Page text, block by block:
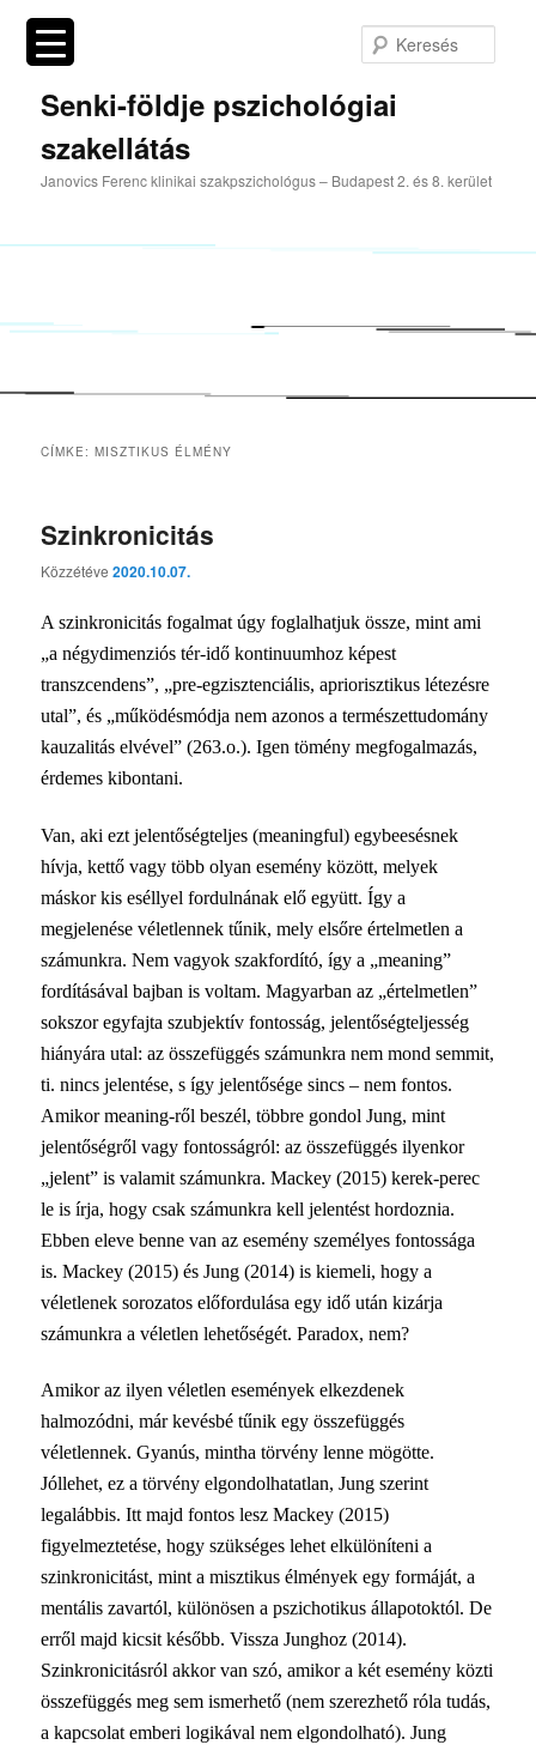
Tovább
elsődleges
Tovább
másodlagos
Senki-földje pszichológiai
szakellátás
Janovics Ferenc klinikai szakpszichológus – Budapest 2. és 8. kerület
CÍMKE:MISZTIKUS ÉLMÉNY
Szinkronicitás
Közzétéve2020.10.07.
Aszinkronicitás fogalmat úgy foglalhatjuk össze, mint ami
„a négydimenziós tér-idő kontinuumhoz képest
transzcendens”, „pre-egzisztenciális, apriorisztikus létezésre
utal”, és „működésmódja nem azonos a természettudomány
kauzalitás elvével” (263.o.). Igen tömény megfogalmazás,
érdemes kibontani.
Van, aki ezt jelentőségteljes (meaningful) egybeesésnek
hívja, kettő vagy több olyan esemény között, melyek
máskor kis eséllyel fordulnának elő együtt. Így a
megjelenése véletlennek tűnik, mely elsőre értelmetlen a
számunkra. Nem vagyok szakfordító, így a „meaning”
fordításával bajban is voltam. Magyarban az „értelmetlen”
sokszor egyfajta szubjektív fontosság, jelentőségteljesség
hiányára utal: az összefüggés számunkra nem mond semmit,
ti. nincs jelentése, s így jelentősége sincs – nem fontos.
Amikor meaning-ről beszél, többre gondol Jung, mint
jelentőségről vagy fontosságról: az összefüggés ilyenkor
„jelent” is valamit számunkra. Mackey (2015) kerek-perec
le is írja, hogy csak számunkra kell jelentést hordoznia.
Ebben eleve benne van az esemény személyes fontossága
is. Mackey (2015) és Jung (2014) is kiemeli, hogy a
véletlenek sorozatos előfordulása egy idő után kizárja
számunkra a véletlen lehetőségét. Paradox, nem?
Amikor az ilyen véletlen események elkezdenek
halmozódni, már kevésbé tűnik egy összefüggés
véletlennek. Gyanús, mintha törvény lenne mögötte.
Jóllehet, ez a törvény elgondolhatatlan, Jung szerint
legalábbis. Itt majd fontos lesz Mackey (2015)
figyelmeztetése, hogy szükséges lehet elkülöníteni a
szinkronicitást, mint a misztikus élmények egy formáját, a
mentális zavartól, különösen a pszichotikus állapotoktól. De
erről majd kicsit később. Vissza Junghoz (2014).
Szinkronicitásról akkor van szó, amikor a két esemény közti
összefüggés meg sem ismerhető (nem szerezhető róla tudás,
a kapcsolat emberi logikával nem elgondolható). Jung